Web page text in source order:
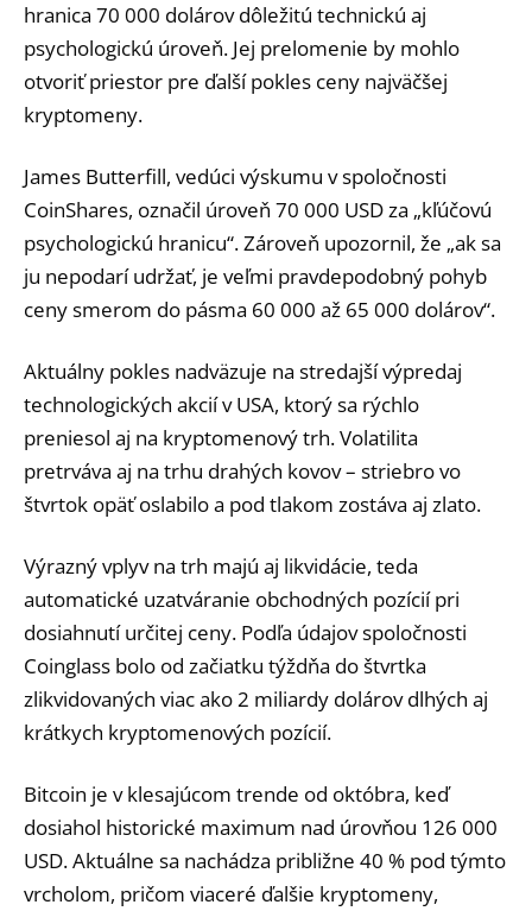
hranica 70 000 dolárov dôležitú technickú aj
psychologickú úroveň. Jej prelomenie by mohlo
otvoriť priestor pre ďalší pokles ceny najväčšej
kryptomeny.
James Butterfill, vedúci výskumu v spoločnosti
CoinShares, označil úroveň 70 000 USD za „kľúčovú
psychologickú hranicu“. Zároveň upozornil, že „ak sa
ju nepodarí udržať, je veľmi pravdepodobný pohyb
ceny smerom do pásma 60 000 až 65 000 dolárov“.
Aktuálny pokles nadväzuje na stredajší výpredaj
technologických akcií v USA, ktorý sa rýchlo
preniesol aj na kryptomenový trh. Volatilita
pretrváva aj na trhu drahých kovov – striebro vo
štvrtok opäť oslabilo a pod tlakom zostáva aj zlato.
Výrazný vplyv na trh majú aj likvidácie, teda
automatické uzatváranie obchodných pozícií pri
dosiahnutí určitej ceny. Podľa údajov spoločnosti
Coinglass bolo od začiatku týždňa do štvrtka
zlikvidovaných viac ako 2 miliardy dolárov dlhých aj
krátkych kryptomenových pozícií.
Bitcoin je v klesajúcom trende od októbra, keď
dosiahol historické maximum nad úrovňou 126 000
USD. Aktuálne sa nachádza približne 40 % pod týmto
vrcholom, pričom viaceré ďalšie kryptomeny,